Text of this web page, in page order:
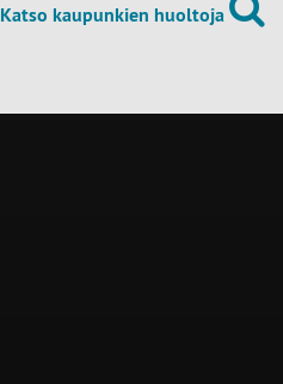
Katso kaupunkien huoltoja